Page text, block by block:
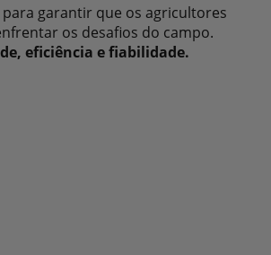
garantir que os agricultores
os desafios do campo.
eficiência e fiabilidade.